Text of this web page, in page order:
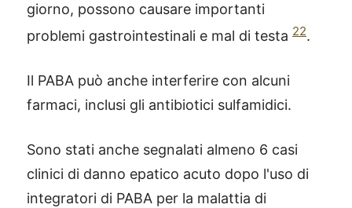
giorno, possono causare importanti
problemi gastrointestinali e mal di testa 22.
Il PABA può anche interferire con alcuni
farmaci, inclusi gli antibiotici sulfamidici.
Sono stati anche segnalati almeno 6 casi
clinici di danno epatico acuto dopo l'uso di
integratori di PABA per la malattia di